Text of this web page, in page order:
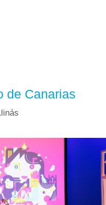
de Canarias